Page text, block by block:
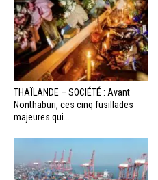
THAÏLANDE – SOCIÉTÉ : Avant
Nonthaburi, ces cinq fusillades
majeures qui...